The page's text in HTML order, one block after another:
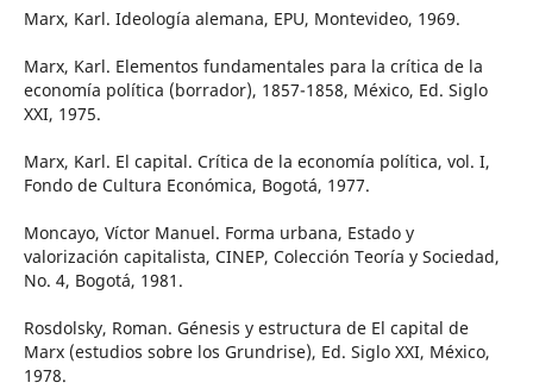
Marx, Karl. Ideología alemana, EPU, Montevideo, 1969.
Marx, Karl. Elementos fundamentales para la crítica de la
economía política (borrador), 1857-1858, México, Ed. Siglo
XXI, 1975.
Marx, Karl. El capital. Crítica de la economía política, vol. I,
Fondo de Cultura Económica, Bogotá, 1977.
Moncayo, Víctor Manuel. Forma urbana, Estado y
valorización capitalista, CINEP, Colección Teoría y Sociedad,
No. 4, Bogotá, 1981.
Rosdolsky, Roman. Génesis y estructura de El capital de
Marx (estudios sobre los Grundrise), Ed. Siglo XXI, México,
1978.